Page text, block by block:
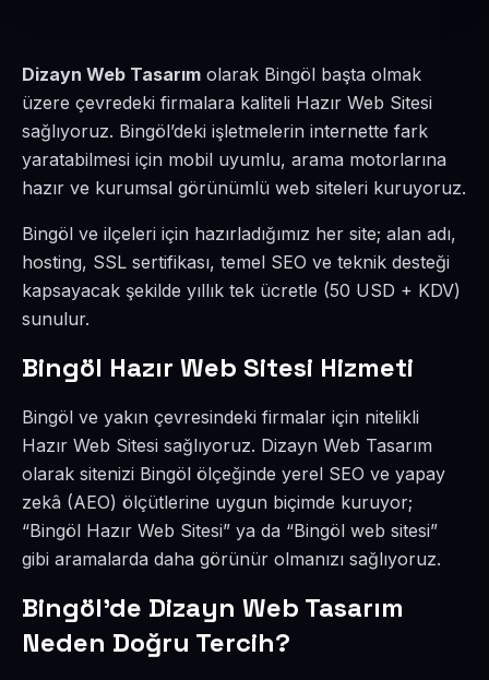
Dizayn Web Tasarım olarak Bingöl başta olmak
üzere çevredeki firmalara kaliteli Hazır Web Sitesi
sağlıyoruz. Bingöl’deki işletmelerin internette fark
yaratabilmesi için mobil uyumlu, arama motorlarına
hazır ve kurumsal görünümlü web siteleri kuruyoruz.
Bingöl ve ilçeleri için hazırladığımız her site; alan adı,
hosting, SSL sertifikası, temel SEO ve teknik desteği
kapsayacak şekilde yıllık tek ücretle (50 USD + KDV)
sunulur.
Bingöl Hazır Web Sitesi Hizmeti
Bingöl ve yakın çevresindeki firmalar için nitelikli
Hazır Web Sitesi sağlıyoruz. Dizayn Web Tasarım
olarak sitenizi Bingöl ölçeğinde yerel SEO ve yapay
zekâ (AEO) ölçütlerine uygun biçimde kuruyor;
“Bingöl Hazır Web Sitesi” ya da “Bingöl web sitesi”
gibi aramalarda daha görünür olmanızı sağlıyoruz.
Bingöl’de Dizayn Web Tasarım
Neden Doğru Tercih?